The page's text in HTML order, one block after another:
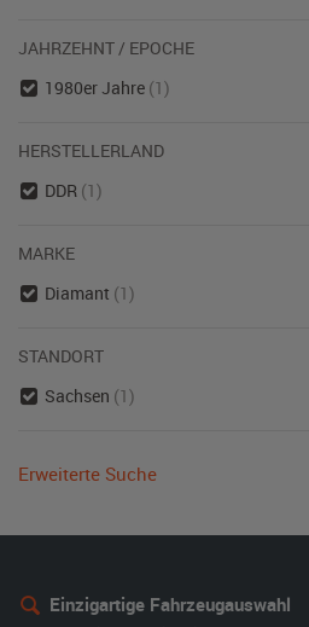
JAHRZEHNT / EPOCHE
1980er Jahre (1)
HERSTELLERLAND
DDR (1)
MARKE
Diamant (1)
STANDORT
Sachsen (1)
Erweiterte Suche
Einzigartige Fahrzeugauswahl